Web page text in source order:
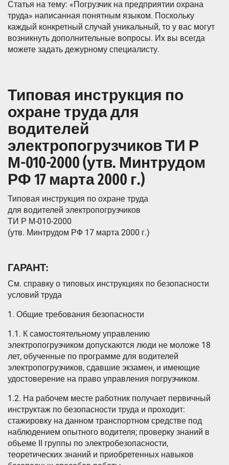
Статья на тему: «Погрузчик на предприятии охрана
труда» написанная понятным языком. Поскольку
каждый конкретный случай уникальный, то у вас могут
возникнуть дополнительные вопросы. Их вы всегда
можете задать дежурному специалисту.
Типовая инструкция по
охране труда для
водителей
электропогрузчиков ТИ Р
М-010-2000 (утв. Минтрудом
РФ 17 марта 2000 г.)
Типовая инструкция по охране труда
для водителей электропогрузчиков
ТИ Р М-010-2000
(утв. Минтрудом РФ 17 марта 2000 г.)
ГАРАНТ:
См. справку о типовых инструкциях по безопасности
условий труда
1. Общие требования безопасности
1.1. К самостоятельному управлению
электропогрузчиком допускаются люди не моложе 18
лет, обученные по программе для водителей
электропогрузчиков, сдавшие экзамен, и имеющие
удостоверение на право управления погрузчиком.
1.2. На рабочем месте работник получает первичный
инструктаж по безопасности труда и проходит:
стажировку на данном транспортном средстве под
наблюдением опытного водителя; проверку знаний в
объеме II группы по электробезопасности,
теоретических знаний и приобретенных навыков